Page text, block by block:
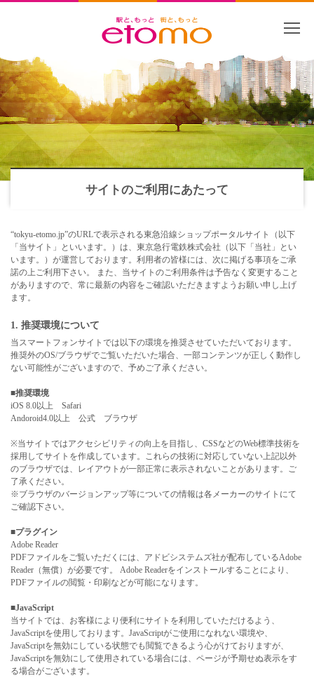
サイトのご利用にあたって
“tokyu-etomo.jp”のURLで表示される東急沿線ショップポータルサイト（以下
「当サイト」といいます。）は、東京急行電鉄株式会社（以下「当社」とい
います。）が運営しております。利用者の皆様には、次に掲げる事項をご承
諾の上ご利用下さい。 また、当サイトのご利用条件は予告なく変更すること
がありますので、常に最新の内容をご確認いただきますようお願い申し上げ
ます。
1. 推奨環境について
当スマートフォンサイトでは以下の環境を推奨させていただいております。
推奨外のOS/ブラウザでご覧いただいた場合、一部コンテンツが正しく動作し
ない可能性がございますので、予めご了承ください。
■推奨環境
iOS 8.0以上 Safari
Andoroid4.0以上 公式 ブラウザ
※当サイトではアクセシビリティの向上を目指し、CSSなどのWeb標準技術を
採用してサイトを作成しています。これらの技術に対応していない上記以外
のブラウザでは、レイアウトが一部正常に表示されないことがあります。ご
了承ください。
※ブラウザのバージョンアップ等についての情報は各メーカーのサイトにて
ご確認下さい。
■プラグイン
Adobe Reader
PDFファイルをご覧いただくには、アドビシステムズ社が配布しているAdobe
Reader（無償）が必要です。 Adobe Readerをインストールすることにより、
PDFファイルの閲覧・印刷などが可能になります。
■JavaScript
当サイトでは、お客様により便利にサイトを利用していただけるよう、
JavaScriptを使用しております。JavaScriptがご使用になれない環境や、
JavaScriptを無効にしている状態でも閲覧できるよう心がけておりますが、
JavaScriptを無効にして使用されている場合には、ページが予期せぬ表示をす
る場合がございます。